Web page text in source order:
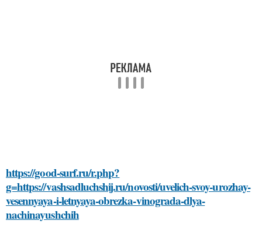
https://good-surf.ru/r.php?
g=https://vashsadluchshij.ru/novosti/uvelich-svoy-urozhay-
vesennyaya-i-letnyaya-obrezka-vinograda-dlya-
nachinayushchih